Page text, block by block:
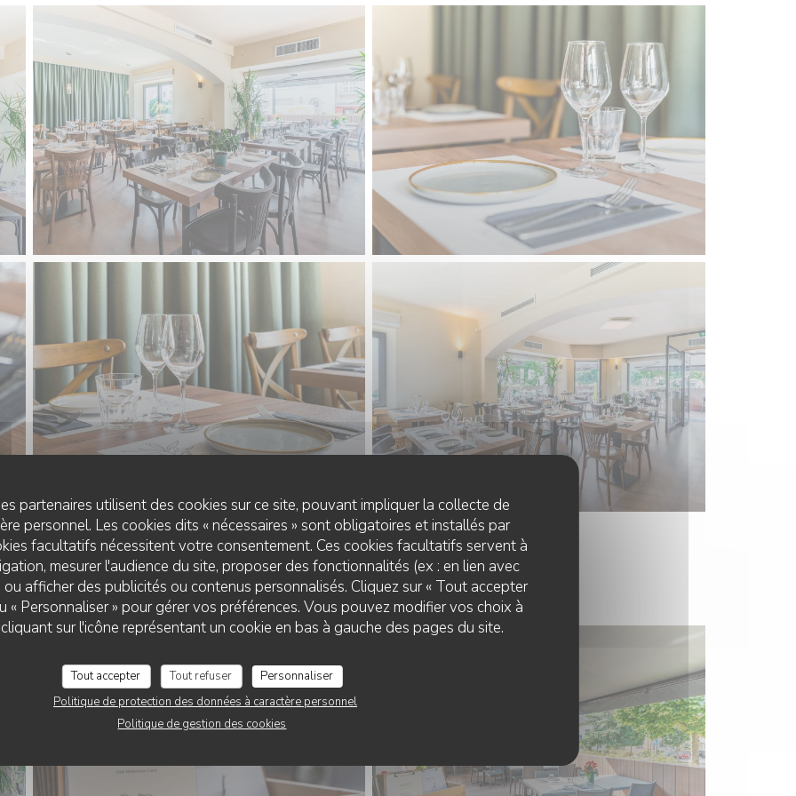
partenaires utilisent des cookies sur ce site, pouvant impliquer la collecte de
personnel. Les cookies dits « nécessaires » sont obligatoires et installés par
facultatifs nécessitent votre consentement. Ces cookies facultatifs servent à
mesurer l'audience du site, proposer des fonctionnalités (ex : en lien avec
afficher des publicités ou contenus personnalisés. Cliquez sur « Tout accepter
« Personnaliser » pour gérer vos préférences. Vous pouvez modifier vos choix à
sur l'icône représentant un cookie en bas à gauche des pages du site.
Tout accepter Tout refuser
Personnaliser
Politique de protection des données à caractère personnel
Politique de gestion des cookies
NOSTOS
RESTAURANT NOSTOS